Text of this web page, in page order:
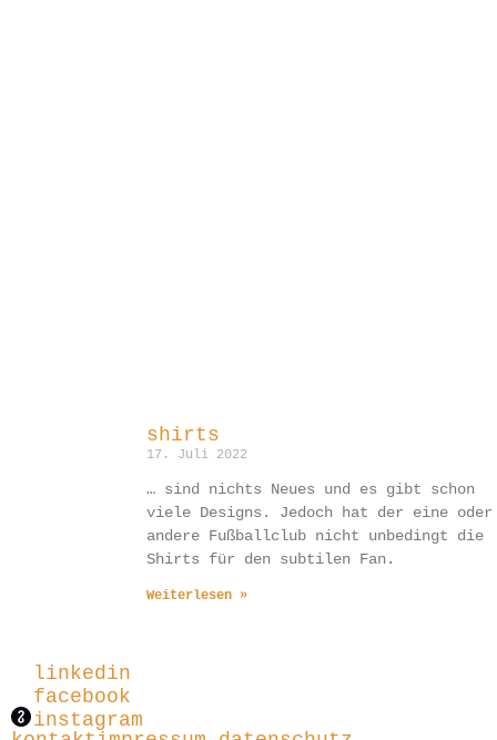
shirts
17. Juli 2022
… sind nichts Neues und es gibt schon
viele Designs. Jedoch hat der eine oder
andere Fußballclub nicht unbedingt die
Shirts für den subtilen Fan.
Weiterlesen »
linkedin
facebook
instagram